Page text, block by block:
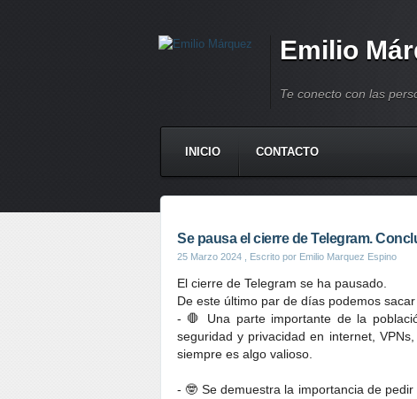
Emilio
Te conecto con las
INICIO CONTACTO
Se pausa el cierre de Telegram.
25 Marzo 2024 , Escrito por Emilio Marquez Espino
El cierre de Telegram se ha pausado.
De este último par de días podemos
- 🛑 Una parte importante de la
seguridad y privacidad en internet,
siempre es algo valioso.
- 🤓 Se demuestra la importancia de